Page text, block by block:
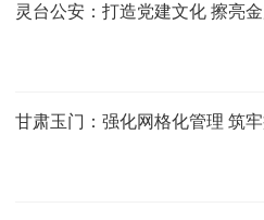
灵台公安：打造党建文化 擦亮
甘肃玉门：强化网格化管理 筑